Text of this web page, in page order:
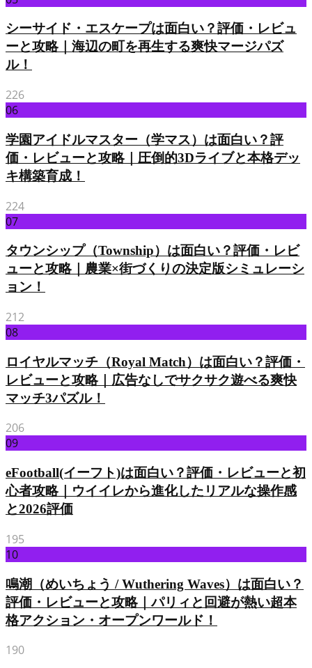
シーサイド・エスケープは面白い？評価・レビュ
ーと攻略｜海辺の町を再生する爽快マージパズ
ル！
226
06
学園アイドルマスター（学マス）は面白い？評
価・レビューと攻略｜圧倒的3Dライブと本格デッ
キ構築育成！
224
07
タウンシップ（Township）は面白い？評価・レビ
ューと攻略｜農業×街づくりの決定版シミュレーシ
ョン！
212
08
ロイヤルマッチ（Royal Match）は面白い？評価・
レビューと攻略｜広告なしでサクサク遊べる爽快
マッチ3パズル！
206
09
eFootball(イーフト)は面白い？評価・レビューと初
心者攻略｜ウイイレから進化したリアルな操作感
と2026評価
195
10
鳴潮（めいちょう / Wuthering Waves）は面白い？
評価・レビューと攻略｜パリィと回避が熱い超本
格アクション・オープンワールド！
190